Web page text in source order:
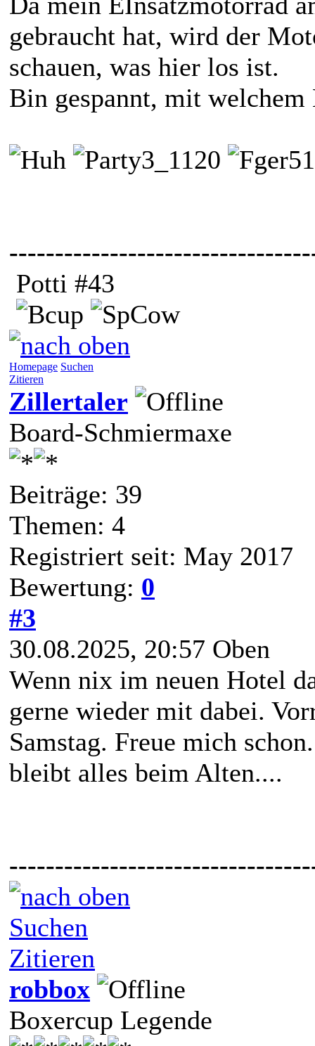
gebraucht hat, wird der
schauen, was hier los ist.
Bin gespannt, mit
Potti #43
Homepage Suchen
Zitieren
Zillertaler
Board-Schmiermaxe
Beiträge: 39
Themen: 4
Registriert seit: May 2017
Bewertung: 0
#3
30.08.2025, 20:57 Oben
Wenn nix im neuen Hotel
gerne wieder mit dabei.
Samstag. Freue mich
bleibt alles beim Alten....
Suchen
Zitieren
robbox
Boxercup Legende